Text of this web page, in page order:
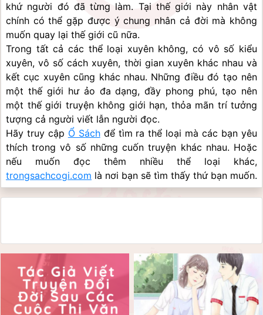
khứ người đó đã từng làm. Tại thế giới này nhân vật
chính có thể gặp được ý chung nhân cả đời mà không
muốn quay lại thế giới cũ nữa.
Trong tất cả các thể loại xuyên không, có vô số kiểu
xuyên, vô số cách xuyên, thời gian xuyên khác nhau và
kết cục xuyên cũng khác nhau. Những điều đó tạo nên
một thế giới hư ảo đa dạng, đầy phong phú, tạo nên
một thế giới truyện không giới hạn, thỏa mãn trí tưởng
tượng cả người viết lẫn người đọc.
Hãy truy cập Ổ Sách để tìm ra thể loại mà các bạn yêu
thích trong vô số những cuốn truyện khác nhau. Hoặc
trongsachcogi.com là nơi bạn sẽ tìm thấy thứ bạn muốn.